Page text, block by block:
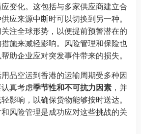
变化。这包括与多家供应商建立合
应来源中断时可以切换到另一种。
注全球形势，以便提前预警潜在的
施来减轻影响。风险管理和保险也
助企业应对突发事件带来的损失。
品空运到香港的运输周期受多种因
真考虑季节性和不可抗力因素 ，并
影响，以确保货物能够按时送达。
风险管理是成功应对这些挑战的关